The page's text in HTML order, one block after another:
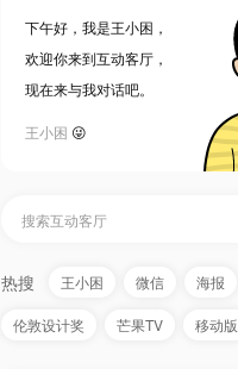
下午好， 我是王小困 ，
欢迎你来到互动客厅，
现在来与我对话吧。
王小困 😜
热搜 王小困 微信 海报
伦敦设计奖 芒果TV 移动版